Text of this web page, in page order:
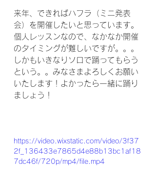
来年、できればハフラ（ミニ発表
会）を開催したいと思っています。
個人レッスンなので、なかなか開催
のタイミングが難しいですが。。。
しかもいきなりソロで踊ってもらう
という。。みなさまよろしくお願い
いたします！よかったら一緒に踊り
ましょう！
https://video.wixstatic.com/video/3f37
2f_136433e7865d4e88b13bc1af18
7dc46f/720p/mp4/file.mp4